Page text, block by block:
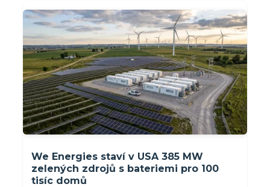
We Energies staví v USA 385 MW
zelených zdrojů s bateriemi pro 100
tisíc domů